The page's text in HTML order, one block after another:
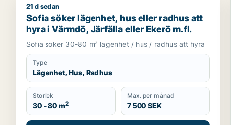
Sofia söker lägenhet, hus eller radhus att hyra i
21 d sedan
Sofia söker lägenhet, hus eller radhus att
hyra i Värmdö, Järfälla eller Ekerö m.fl.
Sofia söker 30-80 m² lägenhet / hus / radhus att hyra
Type
Lägenhet, Hus, Radhus
Storlek
30 - 80 m2
Max. per månad
7 500 SEK